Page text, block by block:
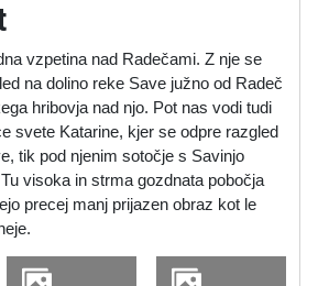
vzpetina nad Radečami. Z nje se
na dolino reke Save južno od Radeč
hribovja nad njo. Pot nas vodi tudi
svete Katarine, kjer se odpre razgled
tik pod njenim sotočje s Savinjo
visoka in strma gozdnata pobočja
precej manj prijazen obraz kot le